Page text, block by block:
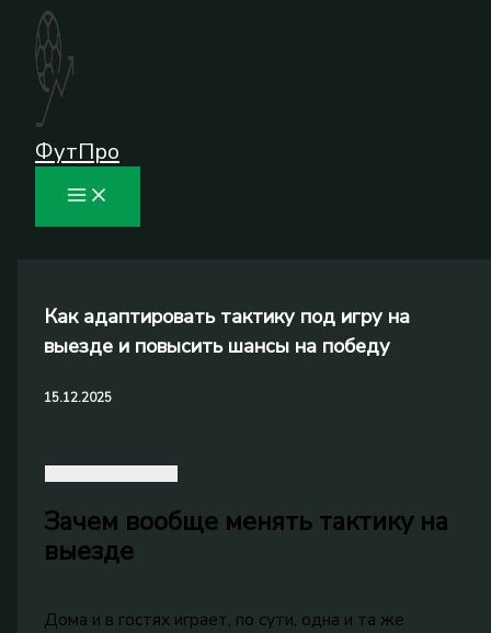
Перейти
содержимому
ФутПро
Как адаптировать тактику под игру на
выезде и повысить шансы на победу
15.12.2025
Зачем вообще менять тактику на
выезде
Дома и в гостях играет, по сути, одна и та же